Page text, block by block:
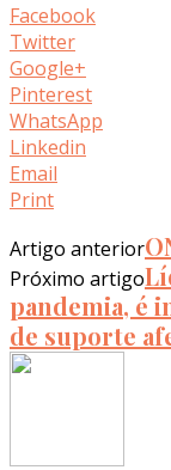
Facebook
Twitter
Google+
Pinterest
WhatsApp
Linkedin
Email
Print
Artigo anterior
Próximo artigo
pandemia, é
de suporte